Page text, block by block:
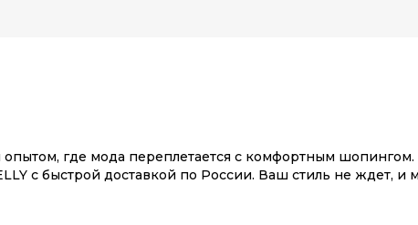
где мода переплетается с комфортным
с быстрой доставкой по России. Ваш стиль не ждет,
сайте или в приложении OSKELLY с целой экосистемой